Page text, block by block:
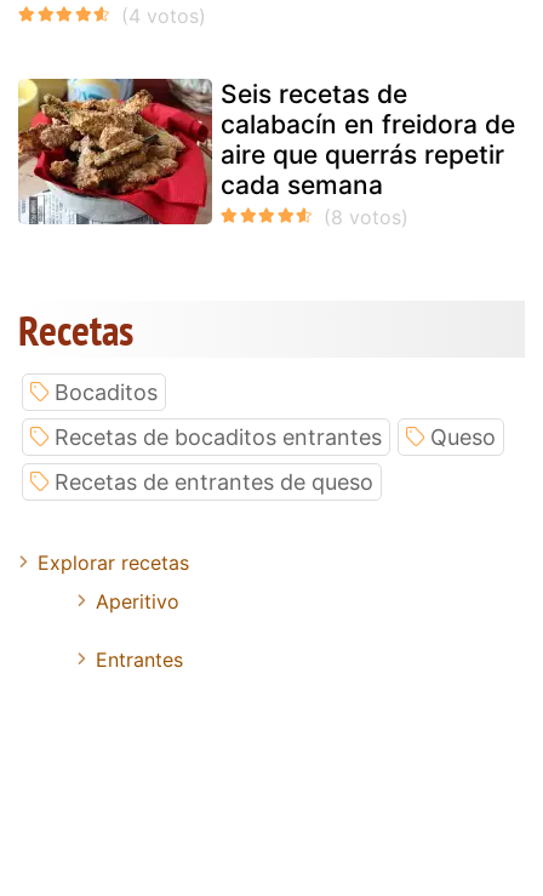
Seis recetas de
calabacín en freidora de
aire que querrás repetir
cada semana
Recetas
Bocaditos
Recetas de bocaditos entrantes
Queso
Recetas de entrantes de queso
Explorar recetas
Aperitivo
Entrantes